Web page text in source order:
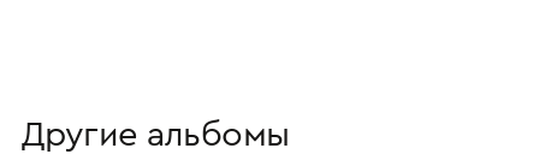
Другие альбомы